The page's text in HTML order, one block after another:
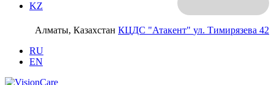
Алматы, Казахстан КЦДС "Атакент" ул. Тимирязева 42
KZ
RU
EN